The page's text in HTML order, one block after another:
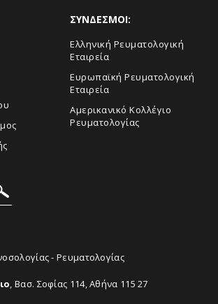
ΣΥΝΔΕΣΜΟΙ:
Ελληνική Ρευματολογική
Εταιρεία
Ευρωπαϊκή Ρευματολογική
Εταιρεία
Aμερικανικό Κολλέγιο
Ρευματολογίας
- Ρευματολογίας
, Βασ. Σοφίας 114, Αθήνα 115 27